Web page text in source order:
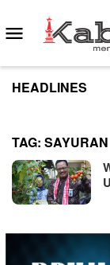
to
content
Mobile
Menu
HEADLINES
TAG: SAYURAN